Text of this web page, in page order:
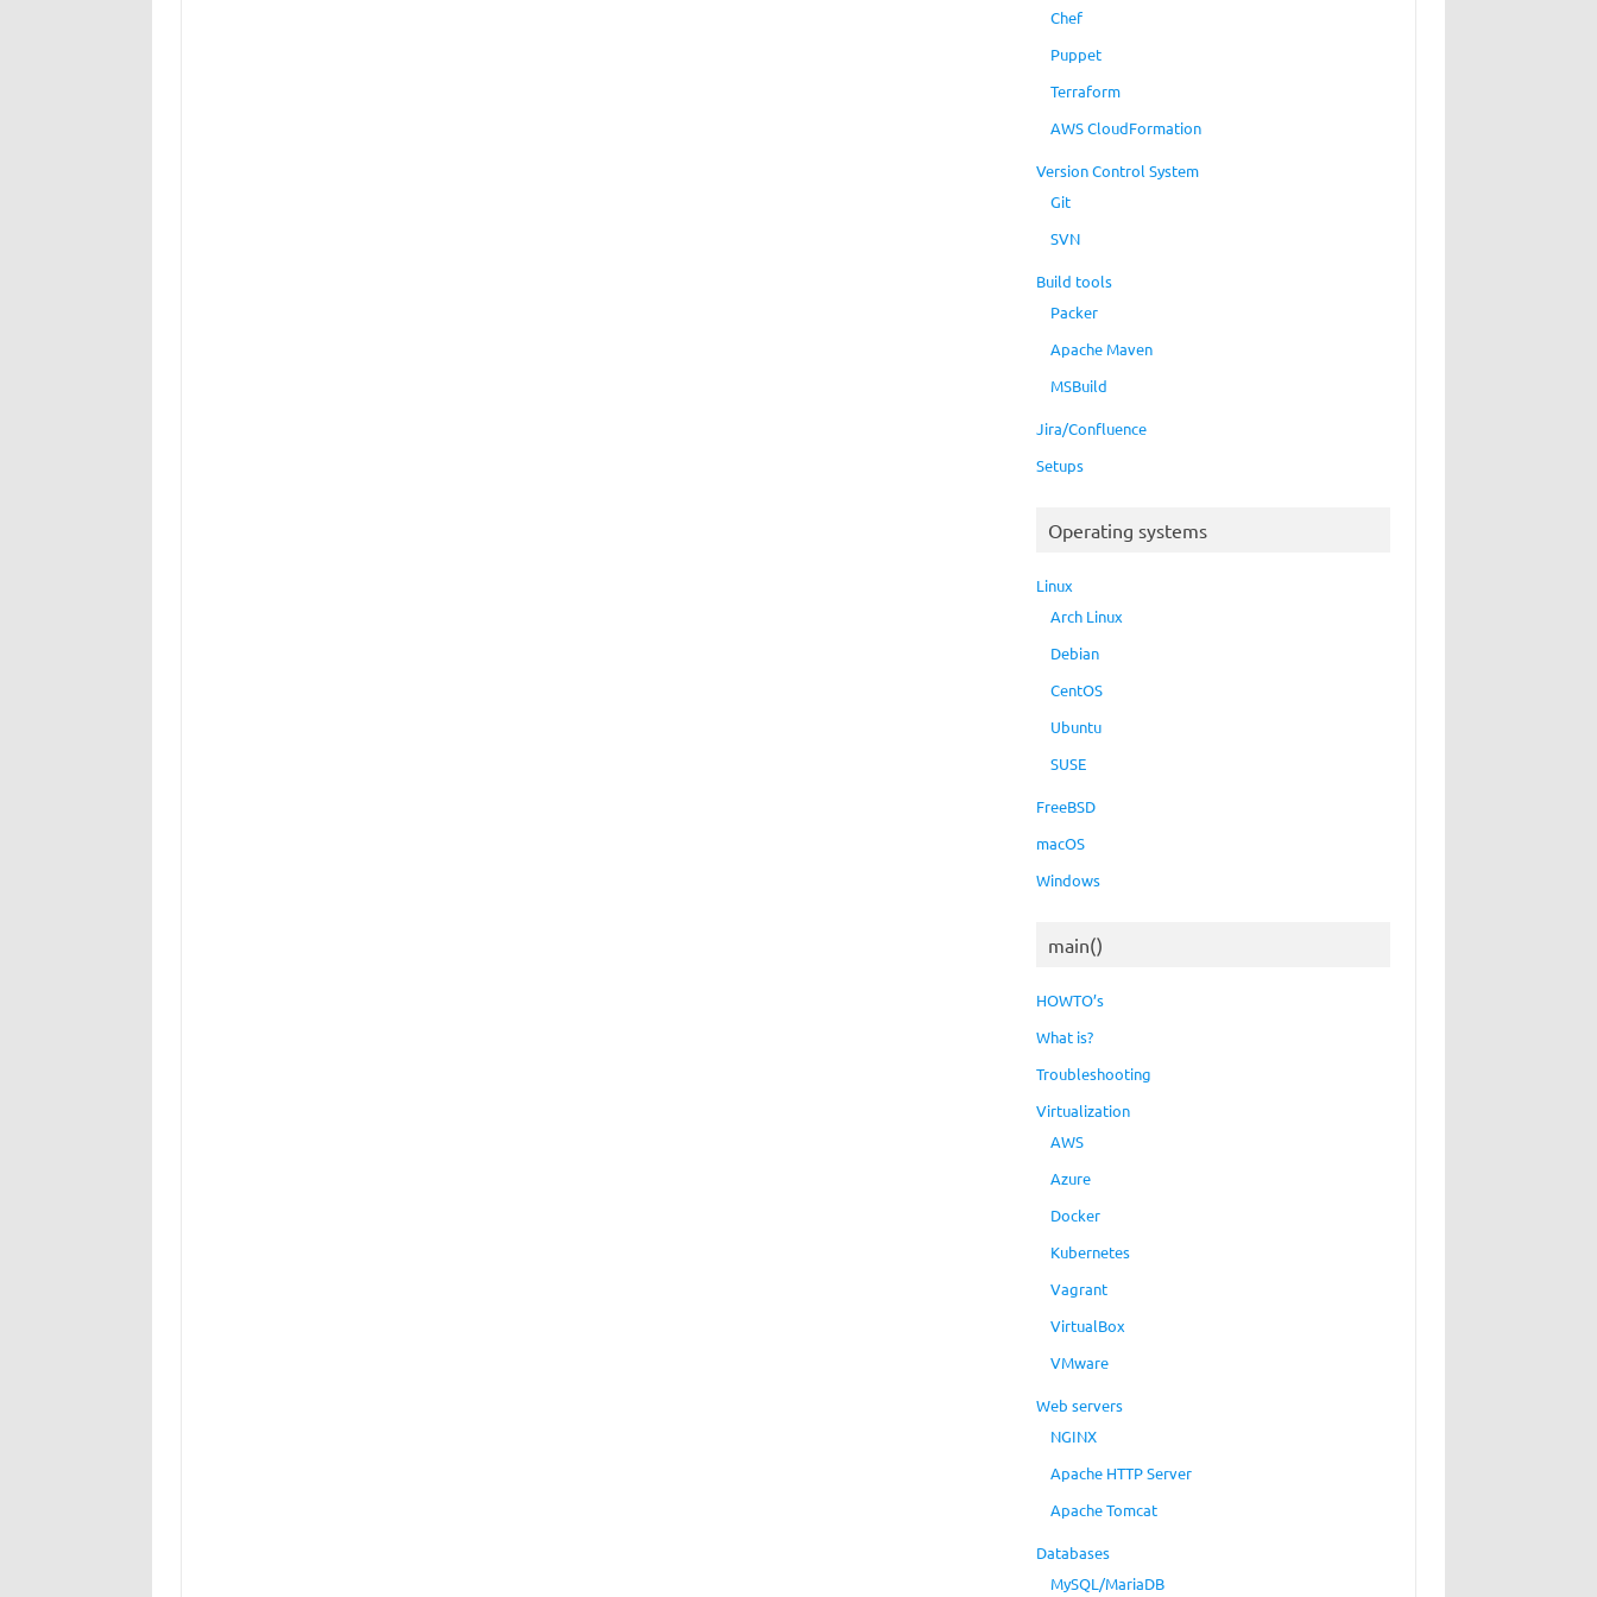
Chef
Puppet
Terraform
AWS CloudFormation
Version Control System
Git
SVN
Build tools
Packer
Apache Maven
MSBuild
Jira/Confluence
Setups
Operating systems
Linux
Arch Linux
Debian
CentOS
Ubuntu
SUSE
FreeBSD
macOS
Windows
main()
HOWTO’s
What is?
Troubleshooting
Virtualization
AWS
Azure
Docker
Kubernetes
Vagrant
VirtualBox
VMware
Web servers
NGINX
Apache HTTP Server
Apache Tomcat
Databases
MySQL/MariaDB